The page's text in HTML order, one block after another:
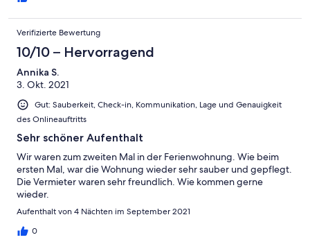
Verifizierte Bewertung
10/10 – Hervorragend
Annika S.
3. Okt. 2021
Gut: Sauberkeit, Check-in, Kommunikation, Lage und Genauigkeit
des Onlineauftritts
Sehr schöner Aufenthalt
Wir waren zum zweiten Mal in der Ferienwohnung. Wie beim
ersten Mal, war die Wohnung wieder sehr sauber und gepflegt.
Die Vermieter waren sehr freundlich. Wie kommen gerne
wieder.
Aufenthalt von 4 Nächten im September 2021
0